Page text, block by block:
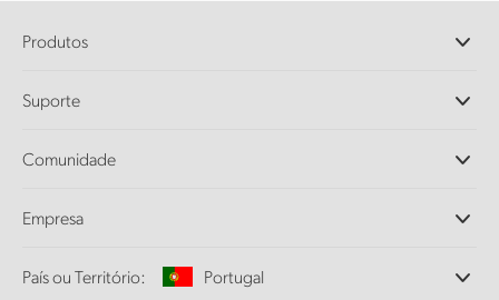
Produtos
DaVinci Resolve e Fusion
Ultimatte
Captura e Reprodução
Conversão de Padrões
Suporte
Central de Suporte Técnico
Comunidade
Empresa
Sobre a Blackmagic Design
País ou Território: Portugal